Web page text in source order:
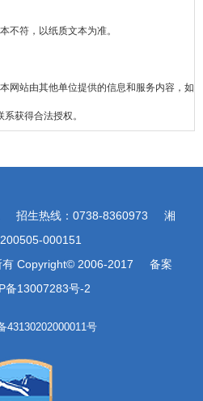
不符 ， 以纸质文本为准。
网站由其他单位提供的信息和服务内容 ， 如
系获得合法授权。
招生热线：0738-8360973 湘
000151
有 Copyright© 2006-2017 备案
备13007283号-2
43130202000011号